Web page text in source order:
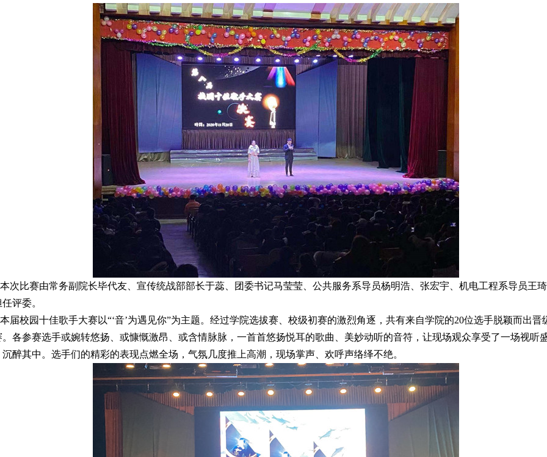
比赛由常务副院长毕代友、宣传统战部部长于蕊、团委书记马莹莹、公共服务系导员杨明浩、张宏宇、机电工程系导员王
评委。
校园十佳歌手大赛以“‘音’为遇见你”为主题。经过学院选拔赛、校级初赛的激烈角逐，共有来自学院的20位选手脱颖而出晋
。各参赛选手或婉转悠扬、或慷慨激昂、或含情脉脉，一首首悠扬悦耳的歌曲、美妙动听的音符，让现场观众享受了一场视听
沉醉其中。选手们的精彩的表现点燃全场，气氛几度推上高潮，现场掌声、欢呼声络绎不绝。